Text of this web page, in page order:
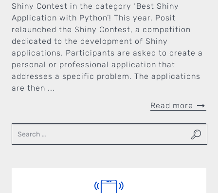
Shiny Contest in the category ‘Best Shiny
Application with Python’! This year, Posit
relaunched the Shiny Contest, a competition
dedicated to the development of Shiny
applications. Participants are asked to create a
personal or professional application that
addresses a specific problem. The applications
are then ...
Read more